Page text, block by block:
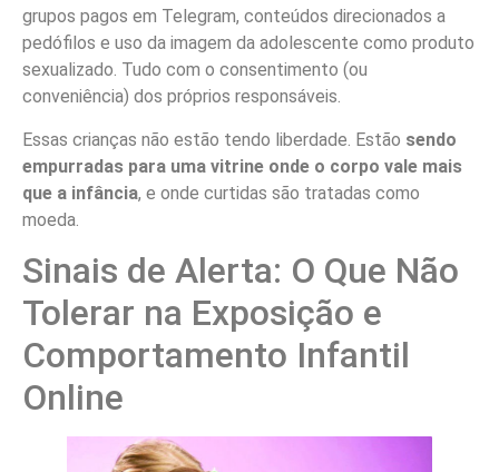
grupos pagos em Telegram, conteúdos direcionados a
pedófilos e uso da imagem da adolescente como produto
sexualizado. Tudo com o consentimento (ou
conveniência) dos próprios responsáveis.
Essas crianças não estão tendo liberdade. Estão sendo
empurradas para uma vitrine onde o corpo vale mais
que a infância, e onde curtidas são tratadas como
moeda.
Sinais de Alerta: O Que Não
Tolerar na Exposição e
Comportamento Infantil
Online